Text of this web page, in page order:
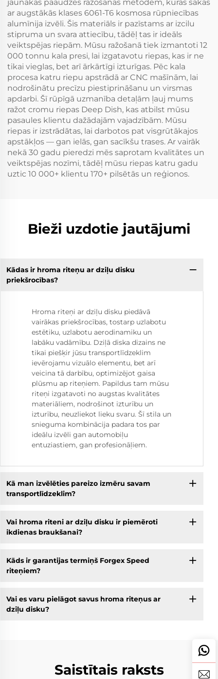
jaunākās paaudzes ražošanas metodēm, kuras sākas
ar augstākās klases 6061-T6 kosmosa rūpniecības
alumīnija izvēli. Šis materiāls ir pazīstams ar izcilu
stipruma un svara attiecību, tādēļ tas ir ideāls
veiktspējas riepām. Mūsu ražošanā tiek izmantoti 12
000 tonnu kala presi, lai izgatavotu riepas, kas ir ne
tikai vieglas, bet arī ārkārtīgi izturīgas. Pēc kala
procesa katru riepu apstrādā ar CNC mašīnām, lai
nodrošinātu precīzu piestiprināšanu un virsmas
apdarbi. Šī rūpīgā uzmanība detaļām ļauj mums
ražot cromu riepas Deep Dish, kas atbilst mūsu
pasaules klientu dažādajām vajadzībām. Mūsu
riepas ir izstrādātas, lai darbotos pat visgrūtākajos
apstākļos — gan ielās, gan sacīkšu trases. Ar vairāk
nekā 30 gadu pieredzi mēs saprotam kvalitātes un
veiktspējas nozīmi, tādēļ mūsu riepas katru gadu
uztic 10 000+ klientu 170+ pilsētās un reģionos.
Bieži uzdotie jautājumi
Kādas ir hroma riteņu ar dziļu disku
priekšrocības?
Hroma riteņi ar dziļu disku piedāvā
vairākas priekšrocības, tostarp uzlabotu
estētiku, uzlabotu aerodinamiku un
labāku vadāmību. Dziļā diska dizains ne
tikai piešķir jūsu transportlīdzeklim
ievērojamu vizuālo elementu, bet arī
veicina tā darbību, optimizējot gaisa
plūsmu ap riteņiem. Papildus tam mūsu
riteņi izgatavoti no augstas kvalitātes
materiāliem, nodrošinot izturību un
izturību, neuzliekot lieku svaru. Šī stila un
snieguma kombinācija padara tos par
ideālu izvēli gan automobiļu
entuziastiem, gan profesionāļiem.
Kā man izvēlēties pareizo izmēru savam
transportlīdzeklim?
Vai hroma riteni ar dziļu disku ir piemēroti
ikdienas braukšanai?
Kāds ir garantijas termiņš Forgex Speed
riteņiem?
Vai es varu pielāgot savus hroma riteņus ar
dziļu disku?
Saistītais raksts